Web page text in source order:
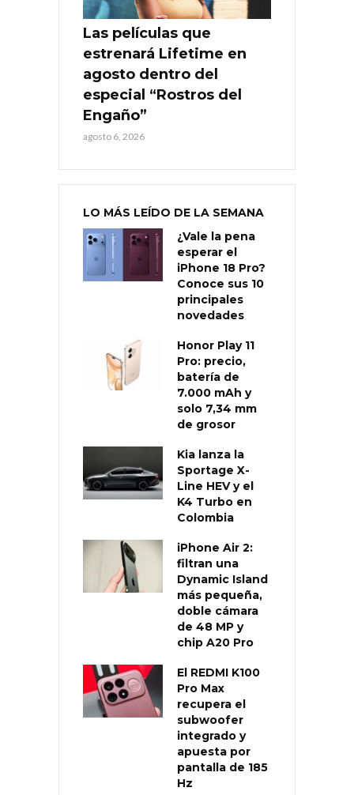
Las películas que
estrenará Lifetime en
agosto dentro del
especial “Rostros del
Engaño”
agosto 6, 2026
LO MÁS LEÍDO DE LA SEMANA
¿Vale la pena
esperar el
iPhone 18 Pro?
Conoce sus 10
principales
novedades
Honor Play 11
Pro: precio,
batería de
7.000 mAh y
solo 7,34 mm
de grosor
Kia lanza la
Sportage X-
Line HEV y el
K4 Turbo en
Colombia
iPhone Air 2:
filtran una
Dynamic Island
más pequeña,
doble cámara
de 48 MP y
chip A20 Pro
El REDMI K100
Pro Max
recupera el
subwoofer
integrado y
apuesta por
pantalla de 185
Hz